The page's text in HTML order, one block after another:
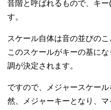
音階と呼ばれるもので、キ
す。
スケール自体は音の並びの
このスケールがキーの基に
調が決定されます。
ですので、メジャースケー
然、メジャーキーとなり、